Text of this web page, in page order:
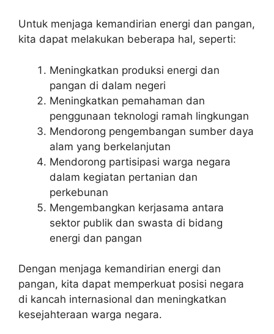
Untuk menjaga kemandirian energi dan pangan,
kita dapat melakukan beberapa hal, seperti:
Meningkatkan produksi energi dan
pangan di dalam negeri
Meningkatkan pemahaman dan
penggunaan teknologi ramah lingkungan
Mendorong pengembangan sumber daya
alam yang berkelanjutan
Mendorong partisipasi warga negara
dalam kegiatan pertanian dan
perkebunan
Mengembangkan kerjasama antara
sektor publik dan swasta di bidang
energi dan pangan
Dengan menjaga kemandirian energi dan
pangan, kita dapat memperkuat posisi negara
di kancah internasional dan meningkatkan
kesejahteraan warga negara.